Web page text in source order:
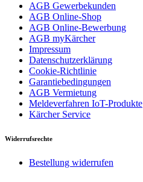
AGB Gewerbekunden
AGB Online-Shop
AGB Online-Bewerbung
AGB myKärcher
Impressum
Datenschutzerklärung
Cookie-Richtlinie
Garantiebedingungen
AGB Vermietung
Meldeverfahren IoT-Produkte
Kärcher Service
Widerrufsrechte
Bestellung widerrufen